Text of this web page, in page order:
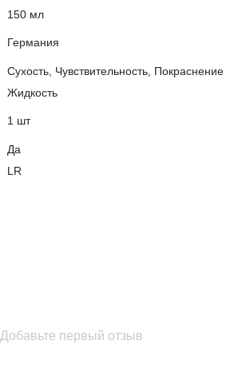
150 мл
Германия
Сухость, Чувствительность, Покраснение
Жидкость
1 шт
Да
LR
Добавьте первый отзыв